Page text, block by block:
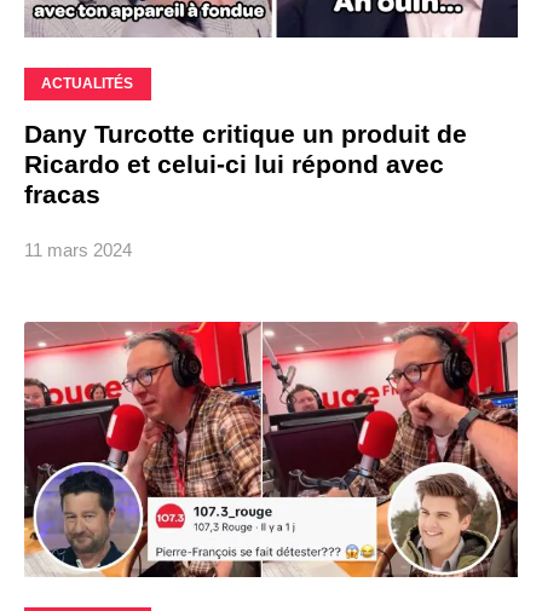
ACTUALITÉS
Dany Turcotte critique un produit de
Ricardo et celui-ci lui répond avec
fracas
11 mars 2024